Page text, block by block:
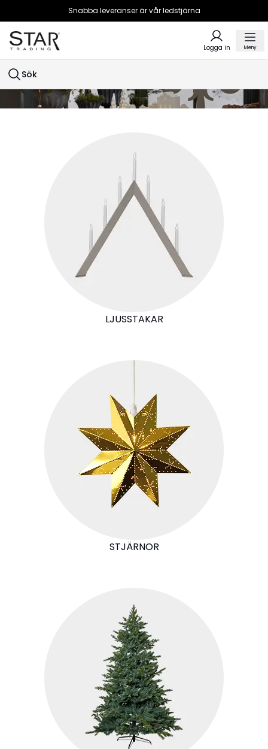
Snabba leveranser är vår ledstjärna
Logga in Meny
Sök
LJUSSTAKAR
STJÄRNOR